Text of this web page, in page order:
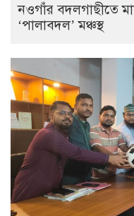
নওগাঁর বদলগাছীতে
‘পালাবদল’ মঞ্চস্থ